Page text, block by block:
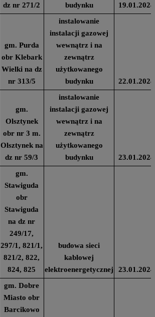
dz nr 271/2 budynku 19.01.2024
gm. Purda
obr Klebark
Wielki na dz
nr 313/5
instalowanie
instalacji gazowej
wewnątrz i na
zewnątrz
użytkowanego
budynku
22.01.2024
gm.
Olsztynek
obr nr 3 m.
Olsztynek na
dz nr 59/3
instalowanie
instalacji gazowej
wewnątrz i na
zewnątrz
użytkowanego
budynku
23.01.2024
gm.
Stawiguda
obr
Stawiguda
na dz nr
249/17,
297/1, 821/1,
821/2, 822,
824, 825
budowa sieci
kablowej
elektroenergetycznej
23.01.2024
gm. Dobre
Miasto obr
Barcikowo